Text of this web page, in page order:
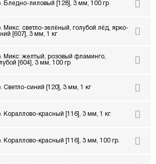
Бледно-лиловый [128], 3 мм, 100 гр
Микс: светло-зелёный, голубой лёд, ярко-
[607], 3 мм, 1 кг
Микс: желтый, розовый фламинго,
[604], 3 мм, 100 гр
Светло-синий [120], 3 мм, 1 кг
Кораллово-красный [116], 3 мм, 1 кг.
Кораллово-красный [116], 3 мм, 100 гр.